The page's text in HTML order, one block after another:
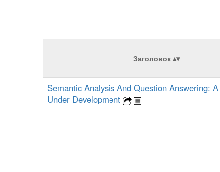
Заголовок
Semantic Analysis And Question Answering:
Under Development